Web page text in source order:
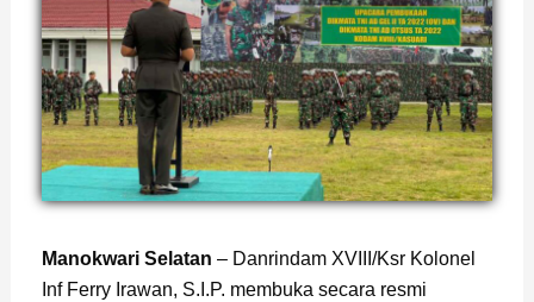
Manokwari Selatan – Danrindam XVIII/Ksr Kolonel
Inf Ferry Irawan, S.I.P. membuka secara resmi